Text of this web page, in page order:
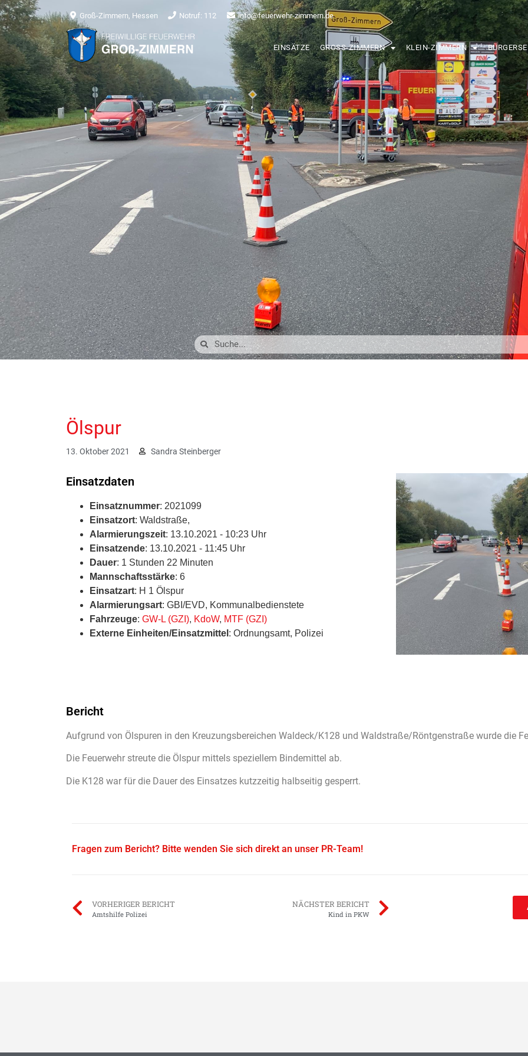
Groß-Zimmern, Hessen Notruf: 112 info@feuerwehr-zimmern.de
EINSÄTZE GROSS-ZIMMERN KLEIN-ZIMMERN
Ölspur
13. Oktober 2021 Sandra Steinberger
Einsatzdaten
Einsatznummer: 2021099
Einsatzort: Waldstraße,
Alarmierungszeit: 13.10.2021 - 10:23 Uhr
Einsatzende: 13.10.2021 - 11:45 Uhr
Dauer: 1 Stunden 22 Minuten
Mannschaftsstärke: 6
Einsatzart: H 1 Ölspur
Alarmierungsart: GBI/EVD, Kommunalbedienstete
Fahrzeuge: GW-L (GZI), KdoW, MTF (GZI)
Externe Einheiten/Einsatzmittel : Ordnungsamt, Polizei
Bericht
Aufgrund von Ölspuren in den Kreuzungsbereichen Waldeck/K128 und Waldstraße/Röntgenstraße wurde die
Die Feuerwehr streute die Ölspur mittels speziellem Bindemittel ab.
Die K128 war für die Dauer des Einsatzes kutzzeitig halbseitig gesperrt.
Fragen zum Bericht? Bitte wenden Sie sich direkt an unser PR-Team!
VORHERIGER BERICHT
Amtshilfe Polizei
NÄCHSTER BERICHT
Kind in PKW